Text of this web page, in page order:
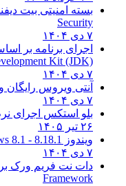
بسته امنیتی بیت دیفندر
Security
اجرای برنامه بر اساس
Development Kit (JDK)
آنتی ویروس رایگان و
بلو استکس اجرای نرم
ویندوز 8.18.1 - Microsoft Windows 8.1
دات نت فریم ورک برای
Framework